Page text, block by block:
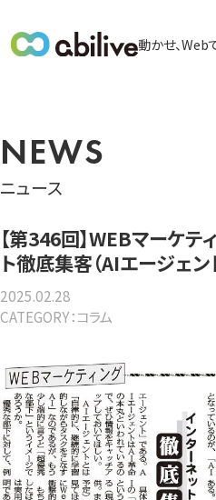
動かせ、Web
メ
ニ
ュ
ー
NEWS
ニュース
【第346回】WEBマーケテ
ト徹底集客（AIエージェン
2025.02.28
CATEGORY：コラム